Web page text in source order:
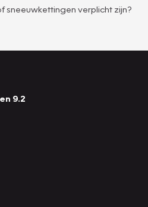
sneeuwkettingen verplicht zijn?
9.2